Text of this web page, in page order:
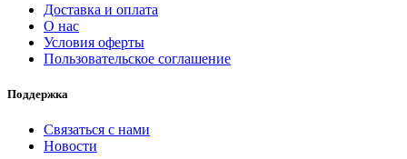
Доставка и оплата
О нас
Условия оферты
Пользовательское соглашение
Поддержка
Связаться с нами
Новости